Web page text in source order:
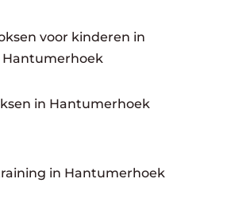
voor kinderen in
Hantumerhoek
in Hantumerhoek
in Hantumerhoek